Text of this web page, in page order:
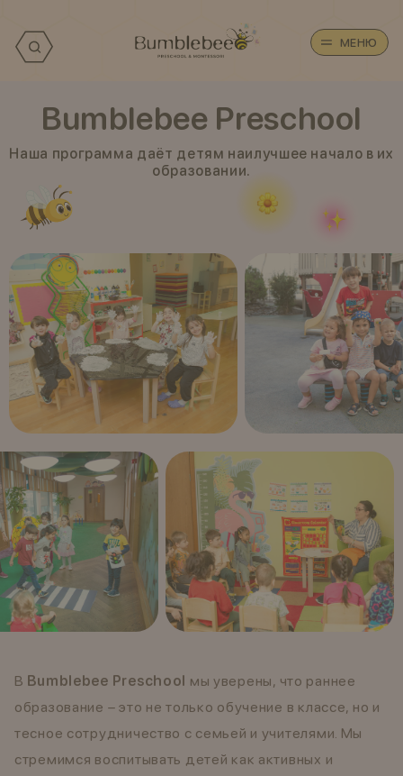
МЕНЮ
Bumblebee Preschool
Наша программа даёт детям наилучшее начало в их
образовании.
В Bumblebee Preschool мы уверены, что раннее
образование – это не только обучение в классе, но и
тесное сотрудничество с семьей и учителями. Мы
стремимся воспитывать детей как активных и